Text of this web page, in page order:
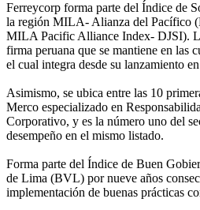
Ferreycorp forma parte del Índice de
la región MILA- Alianza del Pacífico
MILA Pacific Alliance Index- DJSI).
firma peruana que se mantiene en las
el cual integra desde su lanzamiento
Asimismo, se ubica entre las 10
Merco especializado en
Corporativo, y es la número uno del
desempeño en el mismo listado.
Forma parte del Índice de Buen
de Lima (BVL) por nueve años
implementación de buenas prácticas